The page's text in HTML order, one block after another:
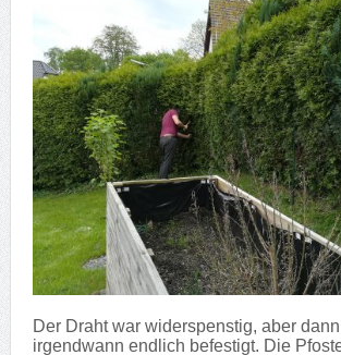
Der Draht war widerspenstig, aber
irgendwann endlich befestigt. Die